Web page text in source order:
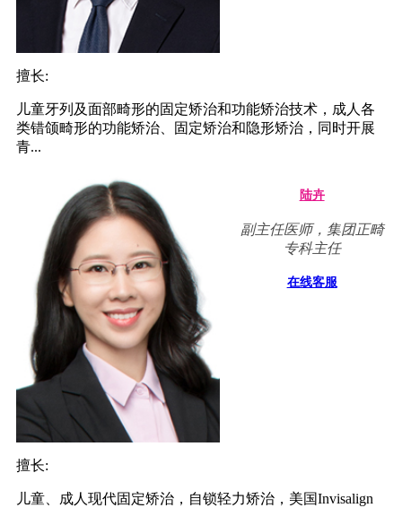
擅长:
儿童牙列及面部畸形的固定矫治和功能矫治技术，成人各
类错颌畸形的功能矫治、固定矫治和隐形矫治，同时开展
青...
陆卉
副主任医师，集团正畸
专科主任
在线客服
擅长:
儿童、成人现代固定矫治，自锁轻力矫治，美国Invisalign